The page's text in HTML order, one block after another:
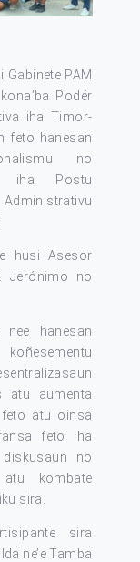
PAM
Podér
iha Timor-
feto hanesan
no
iha Postu
husi Asesor
Jerónimo no
nee hanesan
atu aumenta
feto atu oinsa
feto iha
no
kombate
sira.
sira
ne’e Tamba